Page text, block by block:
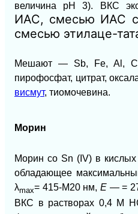
величина рН 3). ВКС
ИАС, смесью ИАС с
смесью этилаце-
Мешают — Sb, Fe, Al,
пирофосфат, цитрат,
висмут, тиомочевина.
Морин
Морин со Sn (IV) в кислых
обладающее
λmах= 415-М20 нм, Е —=
ВКС в растворах 0,4 М